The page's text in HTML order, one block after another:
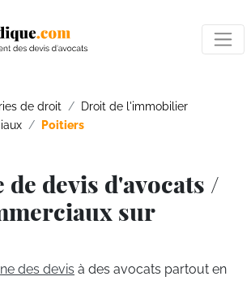
de droit
Droit de l'immobilier
Poitiers
de devis d'avocats /
sur
des devis à des avocats partout en